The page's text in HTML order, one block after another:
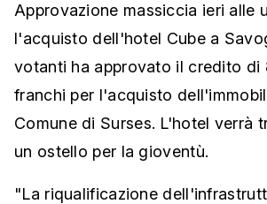
Approvazione massiccia ieri alle
l'acquisto dell'hotel Cube a
votanti ha approvato il credito di
franchi per l'acquisto
Comune di Surses. L'hotel verrà
un ostello per la gioventù.
"La riqualificazione